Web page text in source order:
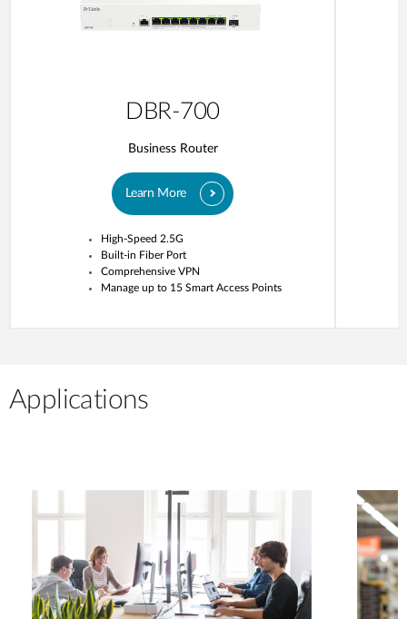
DBR-700
Business Router
Learn More
High-Speed 2.5G
Built-in Fiber Port
Comprehensive VPN
Manage up to 15 Smart Access Points
Applications